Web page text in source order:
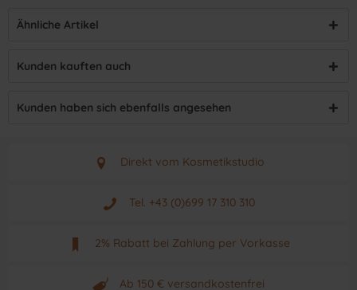
Ähnliche Artikel
Kunden kauften auch
Kunden haben sich ebenfalls angesehen
Direkt vom Kosmetikstudio
Aus Graz - Österreich
Tel. +43 (0)699 17 310 310
Mo - Fr. von 9 - 17 Uhr
2% Rabatt bei Zahlung per Vorkasse
Neuwertiges & aktuelles Produkt
Ab 150 € versandkostenfrei